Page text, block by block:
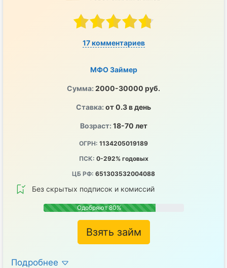
17 комментариев
МФО Займер
Сумма: 2000-30000 руб.
Ставка: от 0.3 в день
Возраст: 18-70 лет
ОГРН: 1134205019189
ПСК: 0-292% годовых
ЦБ РФ: 651303532004088
Без скрытых подписок и комиссий
Одобряют 80%
Взять займ
Подробнее